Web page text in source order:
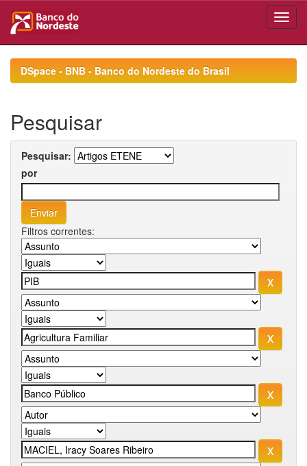
navigationDSpace - BNB - Banco do Nordeste do Brasil
Pesquisar
Pesquisar:
por
Filtros correntes: